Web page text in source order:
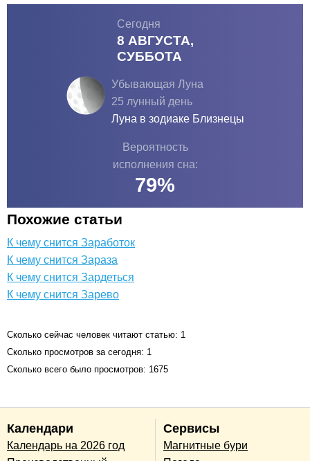
Сегодня
8 АВГУСТА,
СУББОТА
Убывающая Луна
25 лунный день
Луна в зодиаке Близнецы
Вероятность
исполнения сна:
79%
Похожие статьи
К чему снится Заработок
К чему снится Зараза
К чему снится Зардеться
К чему снится Зарево
Сколько сейчас человек читают статью: 1
Сколько просмотров за сегодня: 1
Сколько всего было просмотров: 1675
Календари
Календарь на 2026 год
Сервисы
Магнитные бури